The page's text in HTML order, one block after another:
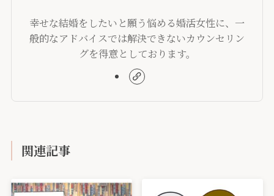
幸せな結婚をしたいと願う悩める婚活女性に、一
般的なアドバイスでは解決できないカウンセリン
グを得意としております。
関連記事